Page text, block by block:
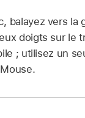
balayez vers la
doigts sur le
; utilisez un